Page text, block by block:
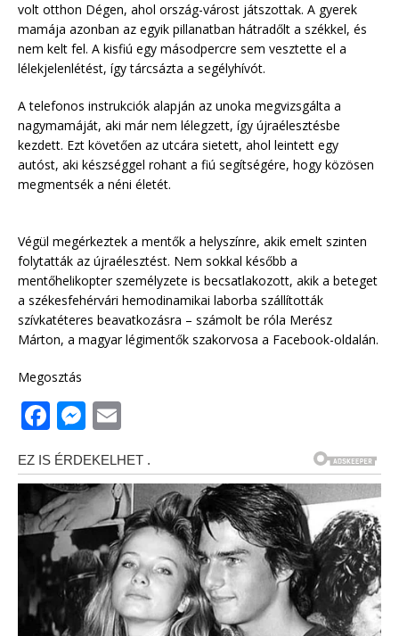
volt otthon Dégen, ahol ország-várost játszottak. A gyerek
mamája azonban az egyik pillanatban hátradőlt a székkel, és
nem kelt fel. A kisfiú egy másodpercre sem vesztette el a
lélekjelenlétést, így tárcsázta a segélyhívót.
A telefonos instrukciók alapján az unoka megvizsgálta a
nagymamáját, aki már nem lélegzett, így újraélesztésbe
kezdett. Ezt követően az utcára sietett, ahol leintett egy
autóst, aki készséggel rohant a fiú segítségére, hogy közösen
megmentsék a néni életét.
Végül megérkeztek a mentők a helyszínre, akik emelt szinten
folytatták az újraélesztést. Nem sokkal később a
mentőhelikopter személyzete is becsatlakozott, akik a beteget
a székesfehérvári hemodinamikai laborba szállították
szívkatéteres beavatkozásra – számolt be róla Merész
Márton, a magyar légimentők szakorvosa a Facebook-oldalán.
Megosztás
F
a
c
e
b
o
o
k
M
ss
e
n
g
e
r
ai
l